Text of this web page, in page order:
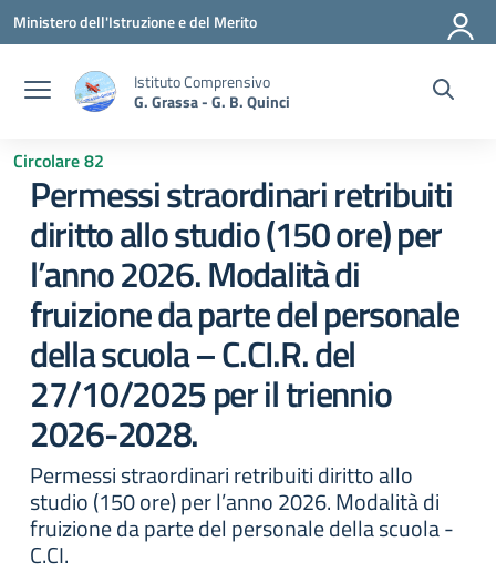
Vai ai contenuti
Vai al menu di navigazione
Vai al footer
Ministero dell'Istruzione e del Merito
Istituto Comprensivo
G. Grassa - G. B. Quinci
Circolare 82
Permessi straordinari retribuiti
diritto allo studio (150 ore) per
l’anno 2026. Modalità di
fruizione da parte del personale
della scuola – C.CI.R. del
27/10/2025 per il triennio
2026-2028.
Permessi straordinari retribuiti diritto allo
studio (150 ore) per l’anno 2026. Modalità di
fruizione da parte del personale della scuola -
C.CI.